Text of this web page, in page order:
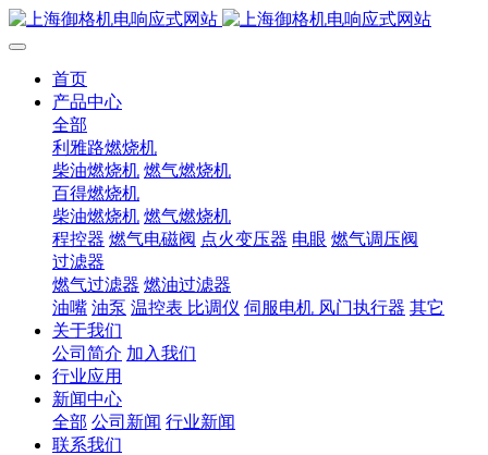
首页
产品中心
全部
利雅路燃烧机
柴油燃烧机 燃气燃烧机
百得燃烧机
柴油燃烧机 燃气燃烧机
程控器 燃气电磁阀 点火变压器 电眼 燃气调压阀
过滤器
燃气过滤器 燃油过滤器
油嘴 油泵 温控表 比调仪 伺服电机 风门执行器 其它
关于我们
公司简介 加入我们
行业应用
新闻中心
全部 公司新闻 行业新闻
联系我们